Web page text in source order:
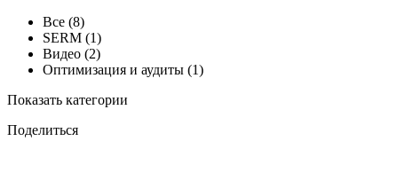
Все (8)
SERM (1)
Видео (2)
Оптимизация и аудиты (1)
Показать категории
Поделиться